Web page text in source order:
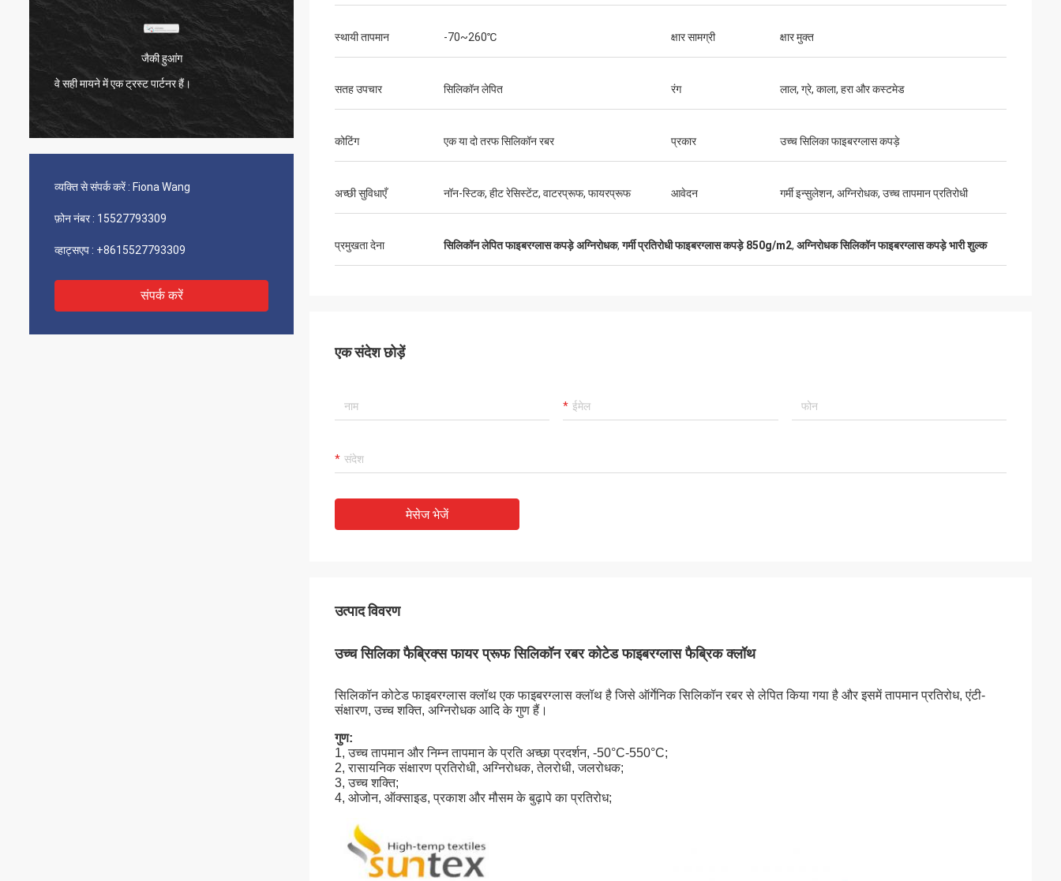
हम Suntex के साथ 10 वर्षों से काम कर रहे हैं, वे गुणवत्ता
को हमेशा स्थिर रखते हैं।
जैकी हुआंग
वे सही मायने में एक ट्रस्ट पार्टनर हैं।
व्यक्ति से संपर्क करें : Fiona Wang
फ़ोन नंबर : 15527793309
व्हाट्सएप : +8615527793309
संपर्क करें
स्थायी तापमान -70~260℃ क्षार सामग्री क्षार मुक्त
सतह उपचार सिलिकॉन लेपित रंग लाल, ग्रे, काला, हरा और कस्टमेड
कोटिंग एक या दो तरफ सिलिकॉन रबर प्रकार उच्च सिलिका फाइबरग्लास कपड़े
अच्छी सुविधाएँ नॉन-स्टिक, हीट रेसिस्टेंट, वाटरप्रूफ, फायरप्रूफ आवेदन गर्मी इन्सुलेशन, अग्निरोधक, उच्च तापमान प्रतिरोधी
प्रमुखता देना सिलिकॉन लेपित फाइबरग्लास कपड़े अग्निरोधक,गर्मी प्रतिरोधी फाइबरग्लास कपड़े 850g/m2, अग्निरोधक सिलिकॉन फाइबरग्लास कपड़े भारी शुल्क
एक संदेश छोड़ें
मेसेज भेजें
उत्पाद विवरण
उच्च सिलिका फैब्रिक्स फायर प्रूफ सिलिकॉन रबर कोटेड फाइबरग्लास फैब्रिक क्लॉथ
सिलिकॉन कोटेड फाइबरग्लास क्लॉथ एक फाइबरग्लास क्लॉथ है जिसे ऑर्गेनिक सिलिकॉन रबर से लेपित किया गया है और इसमें तापमान प्रतिरोध, एंटी-
संक्षारण, उच्च शक्ति, अग्निरोधक आदि के गुण हैं।
गुण:
1, उच्च तापमान और निम्न तापमान के प्रति अच्छा प्रदर्शन, -50°C-550°C;
2, रासायनिक संक्षारण प्रतिरोधी, अग्निरोधक, तेलरोधी, जलरोधक;
3, उच्च शक्ति;
4, ओजोन, ऑक्साइड, प्रकाश और मौसम के बुढ़ापे का प्रतिरोध;